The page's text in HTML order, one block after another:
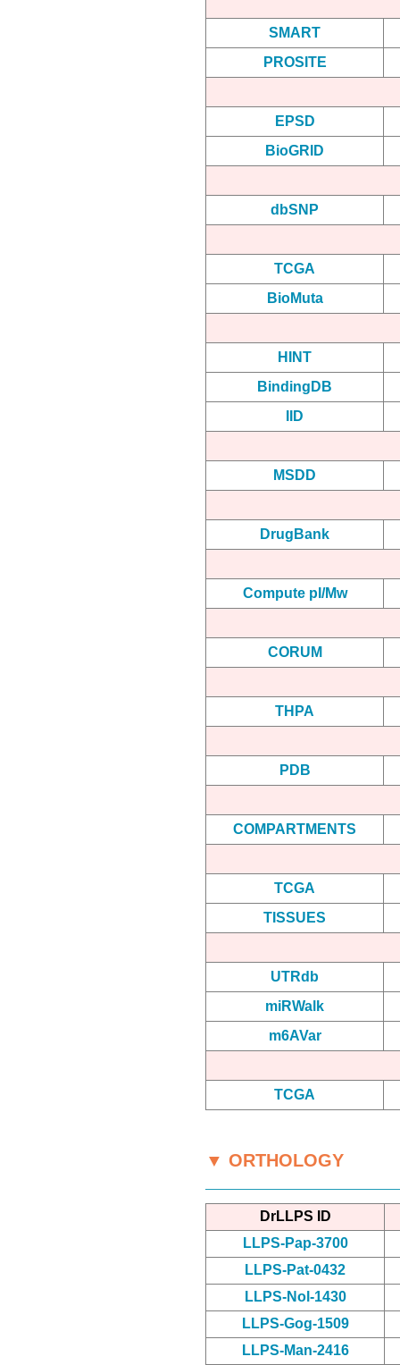
SMART
PROSITE
EPSD
BioGRID
dbSNP
TCGA
BioMuta
HINT
BindingDB
IID
MSDD
DrugBank
Compute pI/Mw
CORUM
THPA
PDB
COMPARTMENTS
TCGA
TISSUES
UTRdb
miRWalk
m6AVar
TCGA
▼ ORTHOLOGY
DrLLPS ID
LLPS-Pap-3700
LLPS-Pat-0432
LLPS-Nol-1430
LLPS-Gog-1509
LLPS-Man-2416